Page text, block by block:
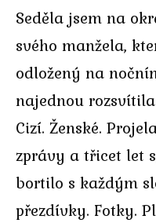
Seděla jsem na
svého manžela,
odložený na
najednou
Cizí. Ženské.
zprávy a třicet let
bortilo s každým
přezdívky. Fotky.